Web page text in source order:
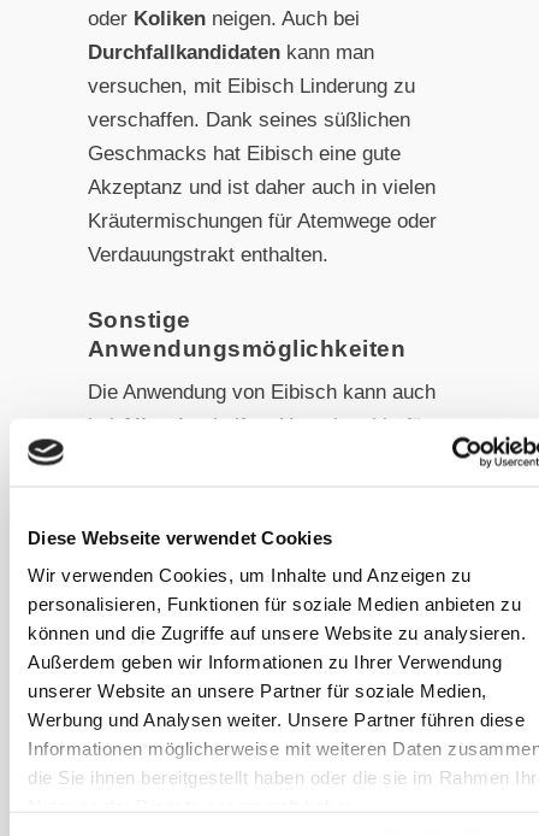
Diese Webseite verwendet Cookies
Wir verwenden Cookies, um Inhalte und Anzeigen zu
personalisieren, Funktionen für soziale Medien anbieten zu
können und die Zugriffe auf unsere Website zu analysieren.
Außerdem geben wir Informationen zu Ihrer Verwendung
unserer Website an unsere Partner für soziale Medien,
Werbung und Analysen weiter. Unsere Partner führen diese
Informationen möglicherweise mit weiteren Daten
die Sie ihnen bereitgestellt haben oder die sie im Rahmen
oder Kolikenneigen. Auch bei
Durchfallkandidatenkann man
versuchen, mit Eibisch Linderung zu
verschaffen. Dank seines süßlichen
Geschmacks hat Eibisch eine gute
Akzeptanz und ist daher auch in vielen
Kräutermischungen für Atemwege oder
Verdauungstrakt enthalten.
Sonstige
Anwendungsmöglichkeiten
Die Anwendung von Eibisch kann auch
bei Allergien
helfen. Ursachen hierfür
immunmodulatorischen Eigenschaften
belegt. Darüber hinaus gehört Eibisch
zu den potenten Pflanzen in der
Behandlungbakterieller
Blasenentzündungen, auch wenn
diese beim Pferd glücklicherweise
eher selten sind.